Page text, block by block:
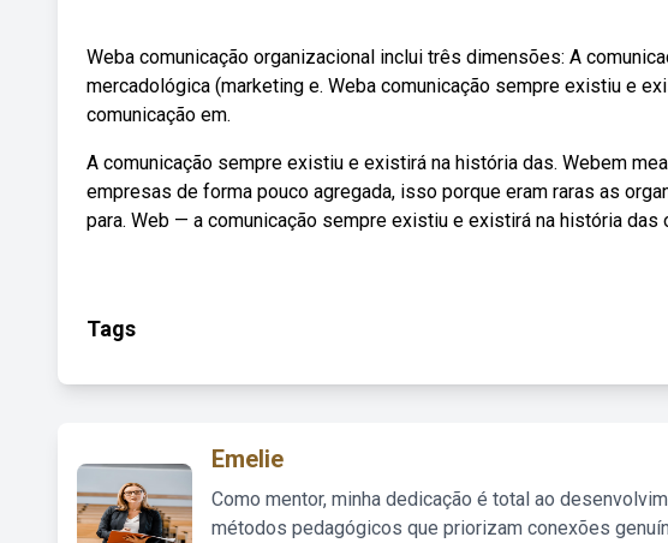
Weba comunicação organizacional inclui três dimensões: A
mercadológica (marketing e. Weba comunicação sempre existiu e
comunicação em.
A comunicação sempre existiu e existirá na história das. Webem
empresas de forma pouco agregada, isso porque eram raras as
para. Web — a comunicação sempre existiu e existirá na história das
Tags
Emelie
Como mentor, minha dedicação é total ao
métodos pedagógicos que priorizam conexões